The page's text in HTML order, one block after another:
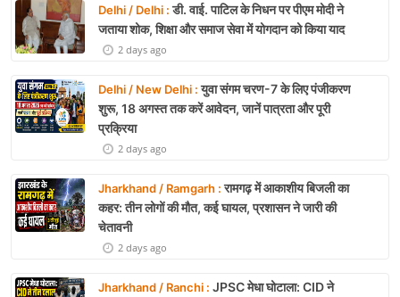
Delhi / Delhi :डी. वाई. पाटिल के निधन पर पीएम मोदी ने
जताया शोक, शिक्षा और समाज सेवा में योगदान को किया याद
2 days ago
Delhi / New Delhi :युवा संगम चरण-7 के लिए पंजीकरण
शुरू, 18 अगस्त तक करें आवेदन, जानें पात्रता और पूरी
प्रक्रिया
2 days ago
Jharkhand / Ramgarh :रामगढ़ में आकाशीय बिजली का
कहर: तीन लोगों की मौत, कई घायल, प्रशासन ने जारी की
चेतावनी
2 days ago
Jharkhand / Ranchi : JPSC मेधा घोटाला: CID ने